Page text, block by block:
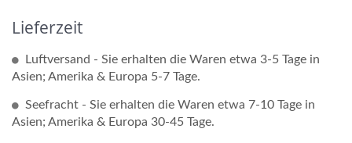
Lieferzeit
Luftversand - Sie erhalten die Waren etwa 3-5 Tage in
Asien; Amerika & Europa 5-7 Tage.
Seefracht - Sie erhalten die Waren etwa 7-10 Tage in
Asien; Amerika & Europa 30-45 Tage.